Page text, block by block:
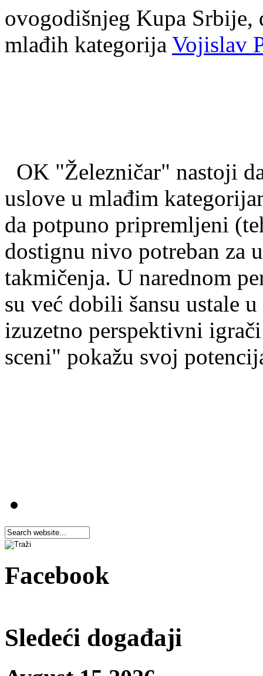
ovogodišnjeg Kupa Srbije,
mlađih kategorija Vojislav
OK "Železničar" nastoji
uslove u mlađim
da potpuno pripremljeni
dostignu nivo potreban za
takmičenja. U narednom
su već dobili šansu ustale
izuzetno perspektivni
sceni" pokažu svoj
Facebook
Sledeći događaji